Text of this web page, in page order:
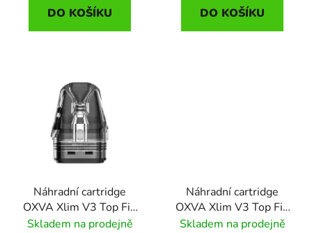
DO KOŠÍKU DO KOŠÍKU
Náhradní cartridge
OXVA Xlim V3 Top Fill
(1,2ohm)
Skladem na prodejně
Náhradní cartridge
OXVA Xlim V3 Top Fill
(0,4ohm)
Skladem na prodejně